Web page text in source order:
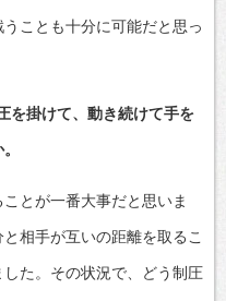
ことも十分に可能だと思っ
を掛けて、動き続けて手を
とが一番大事だと思いま
相手が互いの距離を取るこ
た。その状況で、どう制圧